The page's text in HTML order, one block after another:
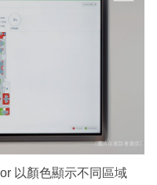
以顏色顯示不同區域